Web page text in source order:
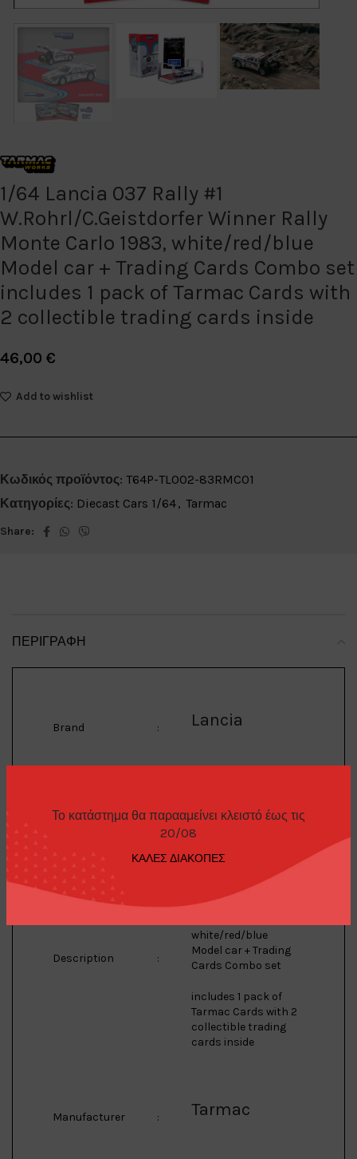
Το κατάστημα θα παρααμείνει κλειστό έως τις
20/08
ΚΑΛΕΣ ΔΙΑΚΟΠΕΣ
1/64 Lancia 037 Rally #1
W.Rohrl/C.Geistdorfer Winner Rally
Monte Carlo 1983, white/red/blue
Model car + Trading Cards Combo set
includes 1 pack of Tarmac Cards with
2 collectible trading cards inside
46,00 €
Add to wishlist
Κωδικός προϊόντος: T64P-TL002-83RMC01
Κατηγορίες: Diecast Cars 1/64, Tarmac
Share:
ΠΕΡΙΓΡΑΦΉ
Brand : Lancia
Description :
1/64 Lancia 037 Rally
W.Rohrl/C.Geistdorfer
Winner Rally Monte
white/red/blue
Model car + Trading
Cards Combo set
includes 1 pack of
Tarmac Cards with 2
collectible trading
cards inside
Manufacturer : Tarmac